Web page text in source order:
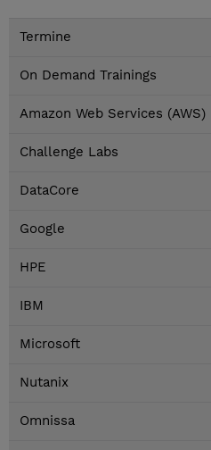
Termine
On Demand Trainings
Amazon Web Services (AWS)
Challenge Labs
DataCore
Google
HPE
IBM
Microsoft
Nutanix
Omnissa